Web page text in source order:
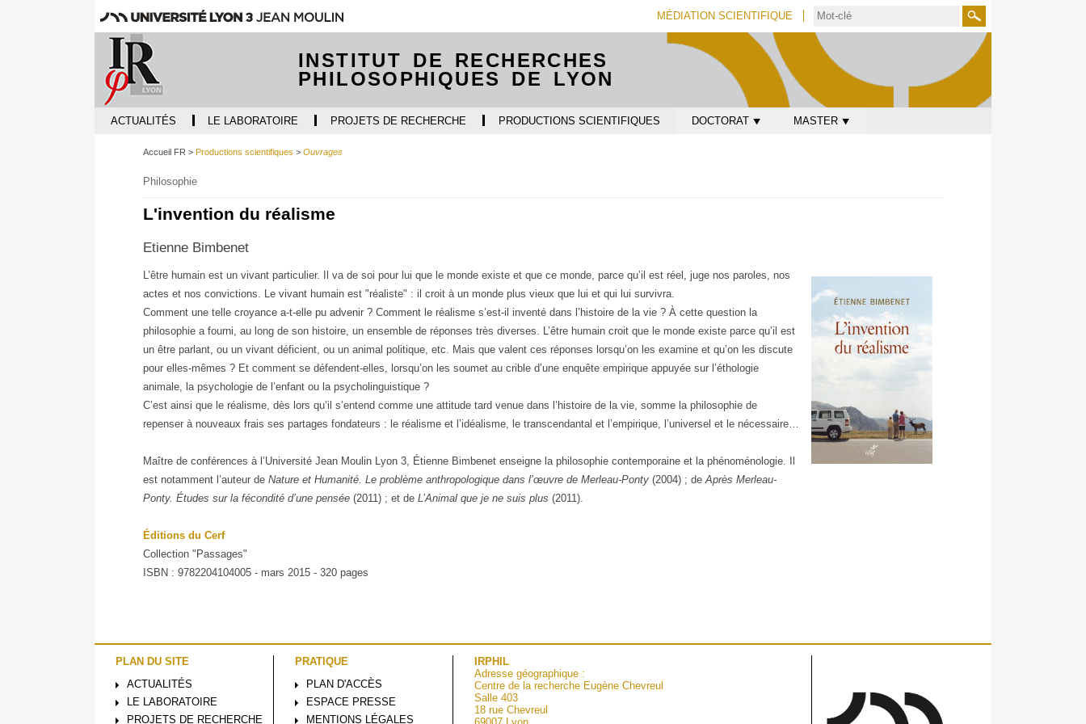
MÉDIATION SCIENTIFIQUE Rechercher
INSTITUT DE RECHERCHES
PHILOSOPHIQUES DE LYON
ACTUALITÉS LE LABORATOIRE PROJETS DE RECHERCHE PRODUCTIONS SCIENTIFIQUES DOCTORAT ⯆ MASTER ⯆
Accueil FR Productions scientifiques Ouvrages
Philosophie
L'invention du réalisme
Etienne Bimbenet
L’être humain est un vivant particulier. Il va de soi pour lui que le monde existe et que ce monde, parce qu’il est réel, juge nos paroles, nos
actes et nos convictions. Le vivant humain est "réaliste" : il croit à un monde plus vieux que lui et qui lui survivra.
Comment une telle croyance a-t-elle pu advenir ? Comment le réalisme s’est-il inventé dans l’histoire de la vie ? À cette question la
philosophie a fourni, au long de son histoire, un ensemble de réponses très diverses. L’être humain croit que le monde existe parce qu’il est
un être parlant, ou un vivant déficient, ou un animal politique, etc. Mais que valent ces réponses lorsqu’on les examine et qu’on les discute
pour elles-mêmes ? Et comment se défendent-elles, lorsqu’on les soumet au crible d’une enquête empirique appuyée sur l’éthologie
animale, la psychologie de l’enfant ou la psycholinguistique ?
C’est ainsi que le réalisme, dès lors qu’il s’entend comme une attitude tard venue dans l’histoire de la vie, somme la philosophie de
repenser à nouveaux frais ses partages fondateurs : le réalisme et l’idéalisme, le transcendantal et l’empirique, l’universel et le nécessaire…
Maître de conférences à l’Université Jean Moulin Lyon 3, Étienne Bimbenet enseigne la philosophie contemporaine et la phénoménologie. Il
est notamment l’auteur de Nature et Humanité. Le problème anthropologique dans l’œuvre de Merleau-Ponty (2004) ; deAprès Merleau-
Ponty. Études sur la fécondité d’une pensée (2011) ; et de L’Animal que je ne suis plus (2011).
Éditions du Cerf
Collection "Passages"
ISBN : 9782204104005 - mars 2015 - 320 pages
PLAN DU SITE
ACTUALITÉS
LE LABORATOIRE
PROJETS DE RECHERCHE
PRATIQUE
PLAN D'ACCÈS
ESPACE PRESSE
MENTIONS LÉGALES
IRPHIL
Adresse géographique :
Centre de la recherche Eugène Chevreul
Salle 403
18 rue Chevreul